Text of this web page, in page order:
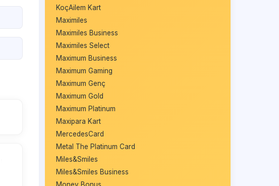
KoçAilem Kart
Maximiles
Maximiles Business
Maximiles Select
Maximum Business
Maximum Gaming
Maximum Genç
Maximum Gold
Maximum Platinum
Maxipara Kart
MercedesCard
Metal The Platinum Card
Miles&Smiles
Miles&Smiles Business